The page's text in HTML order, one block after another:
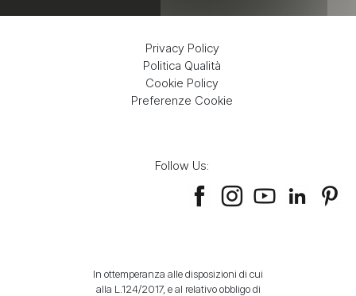
Privacy Policy
Politica Qualità
Cookie Policy
Preferenze Cookie
Follow Us:
In ottemperanza alle disposizioni di cui
alla L.124/2017, e al relativo obbligo di